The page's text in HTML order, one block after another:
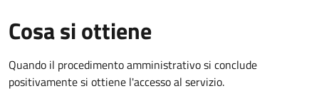
Cosa si ottiene
Quando il procedimento amministrativo si conclude
positivamente si ottiene l'accesso al servizio.